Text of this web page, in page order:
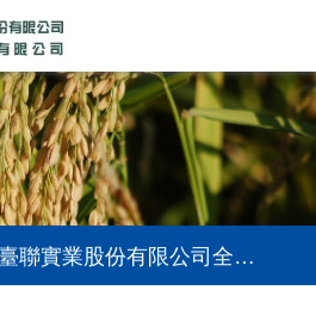
嘉濱貿易有限公司/臺聯實業股份有限公司全新網站上線，提供您更好的使用體驗。
嘉濱貿易有限公司/臺聯實業股份有限公司全新網站上線，提供您更好的使用體驗。